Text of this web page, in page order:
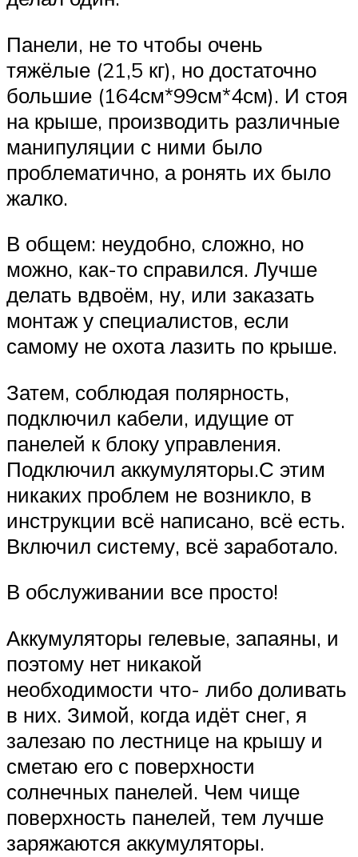
Панели, не то чтобы очень
тяжёлые (21,5 кг), но достаточно
большие (164см*99см*4см). И стоя
на крыше, производить различные
манипуляции с ними было
проблематично, а ронять их было
жалко.
В общем: неудобно, сложно, но
можно, как-то справился. Лучше
делать вдвоём, ну, или заказать
монтаж у специалистов, если
самому не охота лазить по крыше.
Затем, соблюдая полярность,
подключил кабели, идущие от
панелей к блоку управления.
Подключил аккумуляторы.С этим
никаких проблем не возникло, в
инструкции всё написано, всё есть.
Включил систему, всё заработало.
В обслуживании все просто!
Аккумуляторы гелевые, запаяны, и
поэтому нет никакой
необходимости что- либо доливать
в них. Зимой, когда идёт снег, я
залезаю по лестнице на крышу и
сметаю его с поверхности
солнечных панелей. Чем чище
поверхность панелей, тем лучше
заряжаются аккумуляторы.